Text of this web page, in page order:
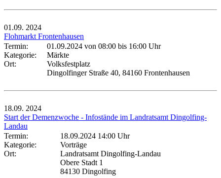
01.09. 2024
Flohmarkt Frontenhausen
Termin:
01.09.2024 von 08:00 bis 16:00 Uhr
Kategorie:
Märkte
Ort:
Volksfestplatz
Dingolfinger Straße 40, 84160 Frontenhausen
18.09. 2024
Start der Demenzwoche - Infostände im Landratsamt Dingolfing-
Landau
Termin:
18.09.2024 14:00 Uhr
Kategorie:
Vorträge
Ort:
Landratsamt Dingolfing-Landau
Obere Stadt 1
84130 Dingolfing